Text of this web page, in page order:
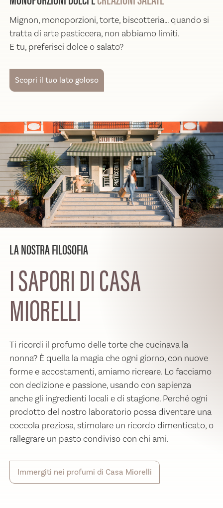
Mignon, monoporzioni, torte, biscotteria… quando si
tratta di arte pasticcera, non abbiamo limiti.
E tu, preferisci dolce o salato?
Scopri il tuo lato goloso
LA NOSTRA FILOSOFIA
I SAPORI DI CASA
MIORELLI
Ti ricordi il profumo delle torte che cucinava la
nonna? È quella la magia che ogni giorno, con nuove
forme e accostamenti, amiamo ricreare. Lo facciamo
con dedizione e passione, usando con sapienza
anche gli ingredienti locali e di stagione. Perché ogni
prodotto del nostro laboratorio possa diventare una
coccola preziosa, stimolare un ricordo dimenticato, o
rallegrare un pasto condiviso con chi ami.
Immergiti nei profumi di Casa Miorelli